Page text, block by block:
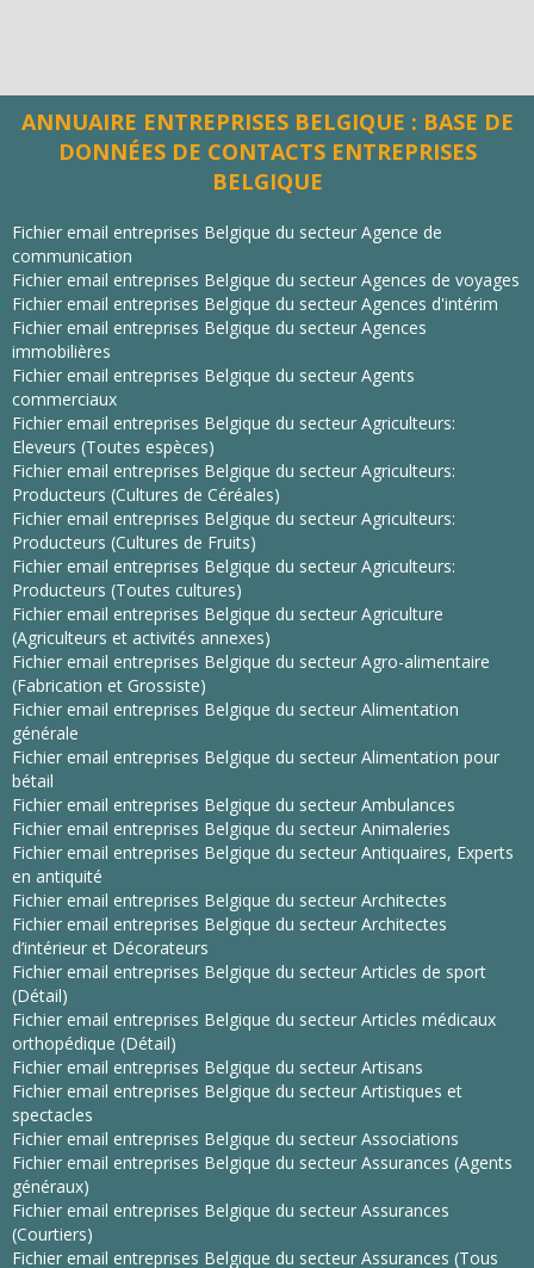
ANNUAIRE ENTREPRISES BELGIQUE : BASE DE
DONNÉES DE CONTACTS ENTREPRISES
BELGIQUE
Fichier email entreprises Belgique du secteur Agence de
communication
Fichier email entreprises Belgique du secteur Agences de voyages
Fichier email entreprises Belgique du secteur Agences d'intérim
Fichier email entreprises Belgique du secteur Agences
immobilières
Fichier email entreprises Belgique du secteur Agents
commerciaux
Fichier email entreprises Belgique du secteur Agriculteurs:
Eleveurs (Toutes espèces)
Fichier email entreprises Belgique du secteur Agriculteurs:
Producteurs (Cultures de Céréales)
Fichier email entreprises Belgique du secteur Agriculteurs:
Producteurs (Cultures de Fruits)
Fichier email entreprises Belgique du secteur Agriculteurs:
Producteurs (Toutes cultures)
Fichier email entreprises Belgique du secteur Agriculture
(Agriculteurs et activités annexes)
Fichier email entreprises Belgique du secteur Agro-alimentaire
(Fabrication et Grossiste)
Fichier email entreprises Belgique du secteur Alimentation
générale
Fichier email entreprises Belgique du secteur Alimentation pour
bétail
Fichier email entreprises Belgique du secteur Ambulances
Fichier email entreprises Belgique du secteur Animaleries
Fichier email entreprises Belgique du secteur Antiquaires, Experts
en antiquité
Fichier email entreprises Belgique du secteur Architectes
Fichier email entreprises Belgique du secteur Architectes
d’intérieur et Décorateurs
Fichier email entreprises Belgique du secteur Articles de sport
(Détail)
Fichier email entreprises Belgique du secteur Articles médicaux
orthopédique (Détail)
Fichier email entreprises Belgique du secteur Artisans
Fichier email entreprises Belgique du secteur Artistiques et
spectacles
Fichier email entreprises Belgique du secteur Associations
Fichier email entreprises Belgique du secteur Assurances (Agents
généraux)
Fichier email entreprises Belgique du secteur Assurances
(Courtiers)
Fichier email entreprises Belgique du secteur Assurances (Tous